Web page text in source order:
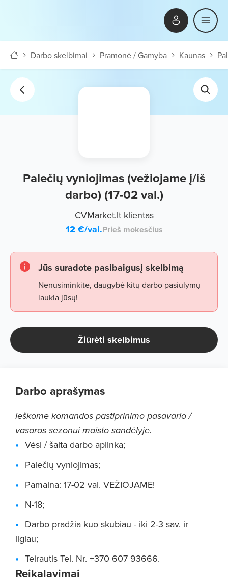
Darbo skelbimai Pramonė / Gamyba Kaunas
Palečių vyniojimas (vežiojame į/iš
darbo) (17-02 val.)
CVMarket.lt klientas
12€/val.Prieš mokesčius
Jūs suradote pasibaigusį skelbimą
Nenusiminkite, daugybė kitų darbo pasiūlymų
laukia jūsų!
Žiūrėti skelbimus
Darbo aprašymas
Ieškome komandos pastiprinimo pasavario /
vasaros sezonui maisto sandėlyje.
Vėsi / šalta darbo aplinka;
Palečių vyniojimas;
Pamaina: 17-02 val. VEŽIOJAME!
N-18;
Darbo pradžia kuo skubiau - iki 2-3 sav. ir
ilgiau;
Teirautis Tel. Nr. +370 607 93666.
Reikalavimai